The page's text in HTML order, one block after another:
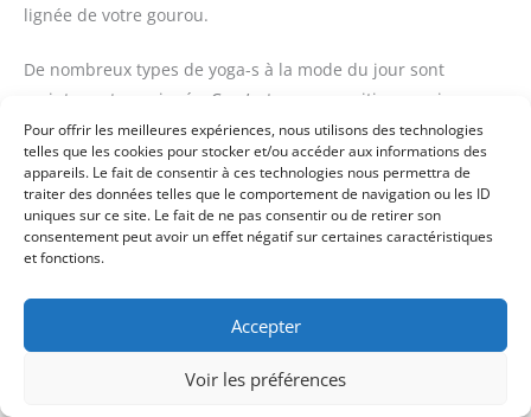
Pour offrir les meilleures expériences, nous utilisons des technologies
telles que les cookies pour stocker et/ou accéder aux informations des
appareils. Le fait de consentir à ces technologies nous permettra de
traiter des données telles que le comportement de navigation ou les ID
uniques sur ce site. Le fait de ne pas consentir ou de retirer son
consentement peut avoir un effet négatif sur certaines caractéristiques
et fonctions.
Accepter
Voir les préférences
lignée de votre gourou.
De nombreux types de yoga-s à la mode du jour sont
maintenant enseignés. Ce n’est pas une critique mais un
appel à la prudence. Lorsque j’étais en Allemagne,
quelqu’un me demanda si je connaissais le tantra kriya
yoga. Je répondis: “Je ne connais que le Kriya Yoga.” Il me
donna un livre. Malheureusement j’ouvris le livre mais le
fermai aussitôt. Le livre était plein de photos perverses de
celui-là portant le nom d’un type de yoga, et des gens pour
les commercialiser. Lorsque vous tombez sur l’un d’eux,
spirituel véritable est l’essence de toutes les écritures.